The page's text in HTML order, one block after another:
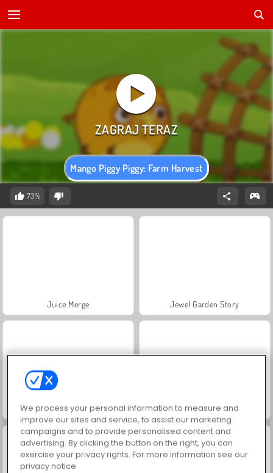
Mango Piggy Piggy: Farm Harvest
73%
Juice Merge Jewel Garden Story
Masha and the Bear: Meadows Grand Mahjong Connect
We process your personal information to measure and
improve our sites and service, to assist our marketing
campaigns and to provide personalised content and
advertising. By clicking the button on the right, you can
exercise your privacy rights. For more information see our
privacy notice